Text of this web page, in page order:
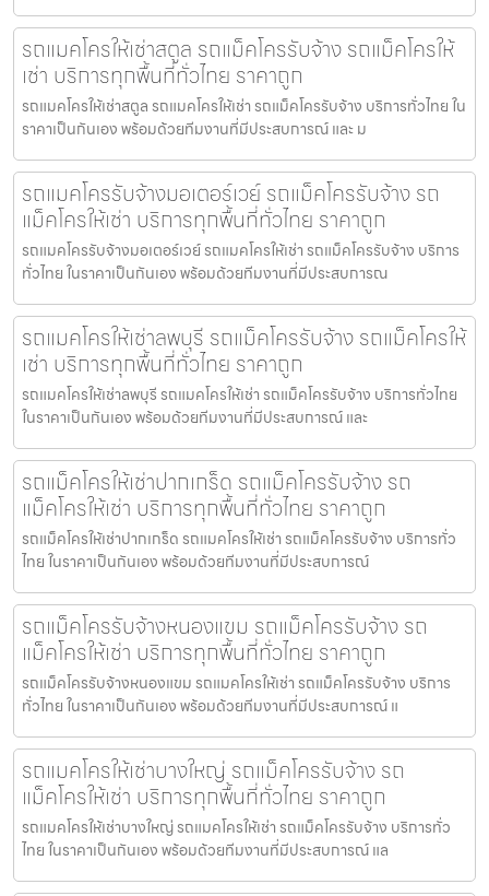
รถแมคโครให้เช่าสตูล รถแม็คโครรับจ้าง รถแม็คโครให้
เช่า บริการทุกพื้นที่ทั่วไทย ราคาถูก
รถแมคโครให้เช่าสตูล รถแมคโครให้เช่า รถแม็คโครรับจ้าง บริการทั่วไทย ใน
ราคาเป็นกันเอง พร้อมด้วยทีมงานที่มีประสบการณ์ และ ม
รถแมคโครรับจ้างมอเตอร์เวย์ รถแม็คโครรับจ้าง รถ
แม็คโครให้เช่า บริการทุกพื้นที่ทั่วไทย ราคาถูก
รถแมคโครรับจ้างมอเตอร์เวย์ รถแมคโครให้เช่า รถแม็คโครรับจ้าง บริการ
ทั่วไทย ในราคาเป็นกันเอง พร้อมด้วยทีมงานที่มีประสบการณ
รถแมคโครให้เช่าลพบุรี รถแม็คโครรับจ้าง รถแม็คโครให้
เช่า บริการทุกพื้นที่ทั่วไทย ราคาถูก
รถแมคโครให้เช่าลพบุรี รถแมคโครให้เช่า รถแม็คโครรับจ้าง บริการทั่วไทย
ในราคาเป็นกันเอง พร้อมด้วยทีมงานที่มีประสบการณ์ และ
รถแม็คโครให้เช่าปากเกร็ด รถแม็คโครรับจ้าง รถ
แม็คโครให้เช่า บริการทุกพื้นที่ทั่วไทย ราคาถูก
รถแม็คโครให้เช่าปากเกร็ด รถแมคโครให้เช่า รถแม็คโครรับจ้าง บริการทั่ว
ไทย ในราคาเป็นกันเอง พร้อมด้วยทีมงานที่มีประสบการณ์
รถแม็คโครรับจ้างหนองแขม รถแม็คโครรับจ้าง รถ
แม็คโครให้เช่า บริการทุกพื้นที่ทั่วไทย ราคาถูก
รถแม็คโครรับจ้างหนองแขม รถแมคโครให้เช่า รถแม็คโครรับจ้าง บริการ
ทั่วไทย ในราคาเป็นกันเอง พร้อมด้วยทีมงานที่มีประสบการณ์ แ
รถแมคโครให้เช่าบางใหญ่ รถแม็คโครรับจ้าง รถ
แม็คโครให้เช่า บริการทุกพื้นที่ทั่วไทย ราคาถูก
รถแมคโครให้เช่าบางใหญ่ รถแมคโครให้เช่า รถแม็คโครรับจ้าง บริการทั่ว
ไทย ในราคาเป็นกันเอง พร้อมด้วยทีมงานที่มีประสบการณ์ แล